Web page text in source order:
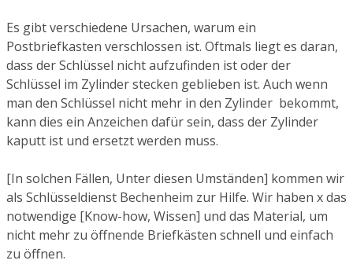
Es gibt verschiedene Ursachen, warum ein
Postbriefkasten verschlossen ist. Oftmals liegt es daran,
dass der Schlüssel nicht aufzufinden ist oder der
Schlüssel im Zylinder stecken geblieben ist. Auch wenn
man den Schlüssel nicht mehr in den Zylinder bekommt,
kann dies ein Anzeichen dafür sein, dass der Zylinder
kaputt ist und ersetzt werden muss.
[In solchen Fällen, Unter diesen Umständen] kommen wir
als Schlüsseldienst Bechenheim zur Hilfe. Wir haben x das
notwendige [Know-how, Wissen] und das Material, um
nicht mehr zu öffnende Briefkästen schnell und einfach
zu öffnen.